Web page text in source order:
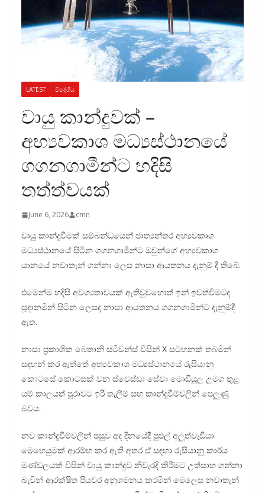
LATEST විදේශීය
වායු කාන්දුවක් –
අභ්‍යවකාශ මධ්‍යස්ථානයේ
ගගනගාමීන්ට හදිසි
තත්ත්වයක්
June 6, 2026 cmn
වායු කාන්දුවීමක් සම්බන්ධයෙන් ජාත්‍යන්තර අභ්‍යවකාශ
මධ්‍යස්ථානයේ සිටින ගගනගාමීන්ට ඔවුන්ගේ අභ්‍යවකාශ
යානයේ නවාතැන් ගන්නා ලෙස නාසා ආයතනය දැනුම් දී තිබේ.
එමෙන්ම හදිසි අවශ්‍යතාවයක් ඇතිවුවහොත් ඉන් ඉවත්විමටද
සූදානමින් සිටින ලෙසද නාසා ආයතනය ගගනගාමීන්ට දැනුම්දී
ඇත.
නාසා ප්‍රකාශික බෙතානි ස්ටීවන්ස් විසින් X සටහනක් තබමින්
සඳහන් කර ඇත්තේ අභ්‍යවකාශ මධ්‍යස්ථානයේ රුසියානු
කොටසේ කොටසක් වන ස්වෙස්ඩා සේවා මොඩියුල උමග තුළ
යම් කාලයත් පුරාවට ඉරි තැලීම් සහ කාන්දුවීම්වලින් පෙලුණු
බවය.
නව කාන්දුවීම්වලින් පසුව අද දිනයේදී පුළුල් අලුත්වැඩියා
මෙහෙයුමක් ආරම්භ කර ඇති අතර ඒ සඳහා රුසියානු කාර්ය
මණ්ඩලයක් විසින් වායු කාන්දුව නිවැරදි කිරීමට උත්සාහ ගන්නා
බැවින් ආරක්ෂිත පියවර අනුගමනය කරමින් මෙලෙස නවාතැන්